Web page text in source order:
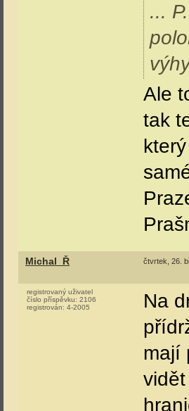
...
Ale
tak
Michal_Ř čtvrtek, 26.
registrovaný uživatel
číslo příspěvku: 2106
registrován: 4-2005
Na
mají